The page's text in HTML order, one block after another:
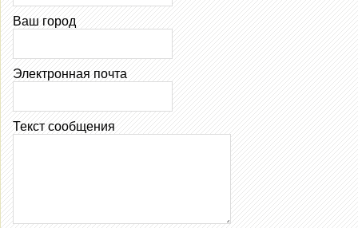
Ваш город
Электронная почта
Текст сообщения